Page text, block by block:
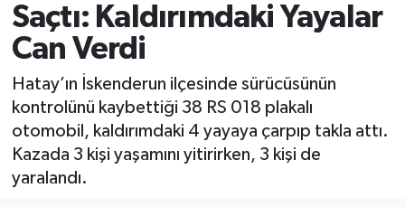
Saçtı: Kaldırımdaki Yayalar
Can Verdi
Hatay’ın İskenderun ilçesinde sürücüsünün
kontrolünü kaybettiği 38 RS 018 plakalı
otomobil, kaldırımdaki 4 yayaya çarpıp takla attı.
Kazada 3 kişi yaşamını yitirirken, 3 kişi de
yaralandı.
Resmi İlanlar